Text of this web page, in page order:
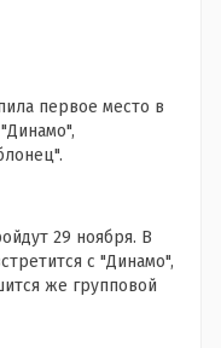
первое место в
29 ноября. В
с "Динамо",
же групповой